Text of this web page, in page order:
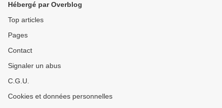
Hébergé par Overblog
Top articles
Pages
Contact
Signaler un abus
C.G.U.
Cookies et données personnelles